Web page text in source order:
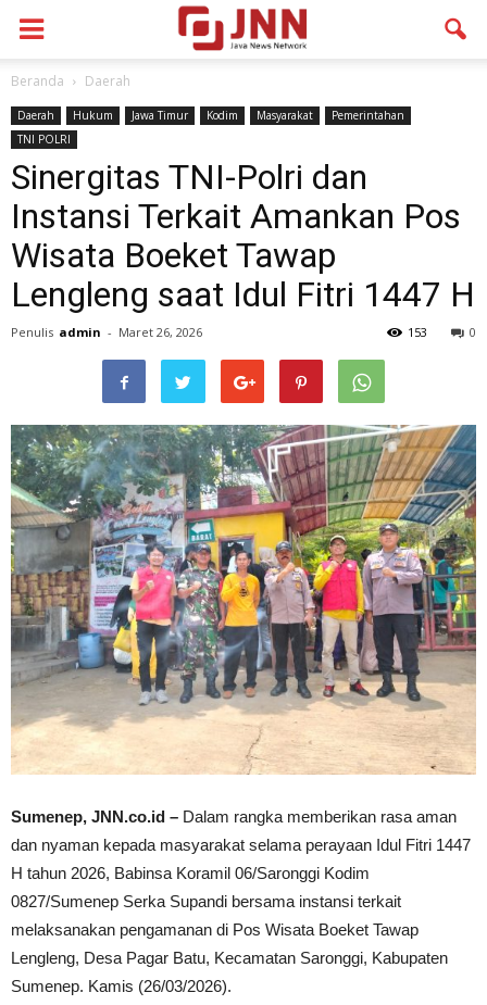
Beranda Daerah
Daerah Hukum Jawa Timur Kodim Masyarakat
Pemerintahan
TNI POLRI
Sinergitas TNI-Polri dan
Instansi Terkait Amankan Pos
Wisata Boeket Tawap
Lengleng saat Idul Fitri 1447 H
Penulis admin - Maret 26, 2026 0
153
Sumenep, JNN.co.id – Dalam rangka memberikan rasa aman
dan nyaman kepada masyarakat selama perayaan Idul Fitri 1447
H tahun 2026, Babinsa Koramil 06/Saronggi Kodim
0827/Sumenep Serka Supandi bersama instansi terkait
melaksanakan pengamanan di Pos Wisata Boeket Tawap
Lengleng, Desa Pagar Batu, Kecamatan Saronggi, Kabupaten
Sumenep. Kamis (26/03/2026).